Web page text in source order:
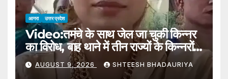
आगरा उत्तर प्रदेश
Video:तमंचे के साथ जेल जा चुकी किन्नर
का विरोध, बाह थाने में तीन राज्यों के किन्नरों
का जमघट – Protest By
Transgender Person
AUGUST 9, 2026 SHTEESH BHADAURIYA